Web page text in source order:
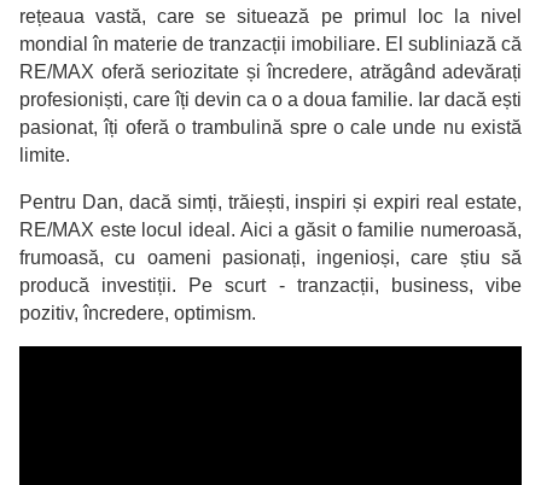
rețeaua vastă, care se situează pe primul loc la nivel
mondial în materie de tranzacții imobiliare. El subliniază că
RE/MAX oferă seriozitate și încredere, atrăgând adevărați
profesioniști, care îți devin ca o a doua familie. Iar dacă ești
pasionat, îți oferă o trambulină spre o cale unde nu există
limite.
Pentru Dan, dacă simți, trăiești, inspiri și expiri real estate,
RE/MAX este locul ideal. Aici a găsit o familie numeroasă,
frumoasă, cu oameni pasionați, ingenioși, care știu să
producă investiții. Pe scurt - tranzacții, business, vibe
pozitiv, încredere, optimism.